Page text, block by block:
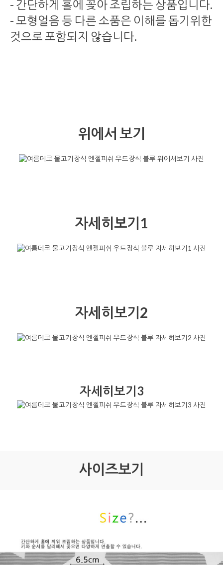
- 간단하게 홀에 꽂아 조립하는 상품입니다.
- 모형얼음 등 다른 소품은 이해를 돕기위한
것으로 포함되지 않습니다.
위에서 보기
자세히보기1
자세히보기2
자세히보기3
사이즈보기